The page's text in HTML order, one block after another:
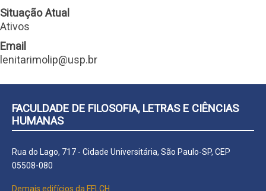
Situação Atual
Ativos
Email
lenitarimolip@usp.br
FACULDADE DE FILOSOFIA, LETRAS E CIÊNCIAS
HUMANAS
Rua do Lago, 717 - Cidade Universitária, São Paulo-SP, CEP
05508-080
Demais edifícios da FFLCH